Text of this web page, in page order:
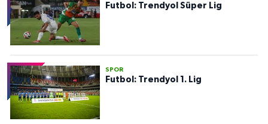
Futbol: Trendyol Süper Lig
SPOR
Futbol: Trendyol 1. Lig